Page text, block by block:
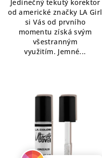
hvězdiček.
Jedinečný tekutý korektor
od americké značky LA Girl
si Vás od prvního
momentu získá svým
všestranným
využitím. Jemné...